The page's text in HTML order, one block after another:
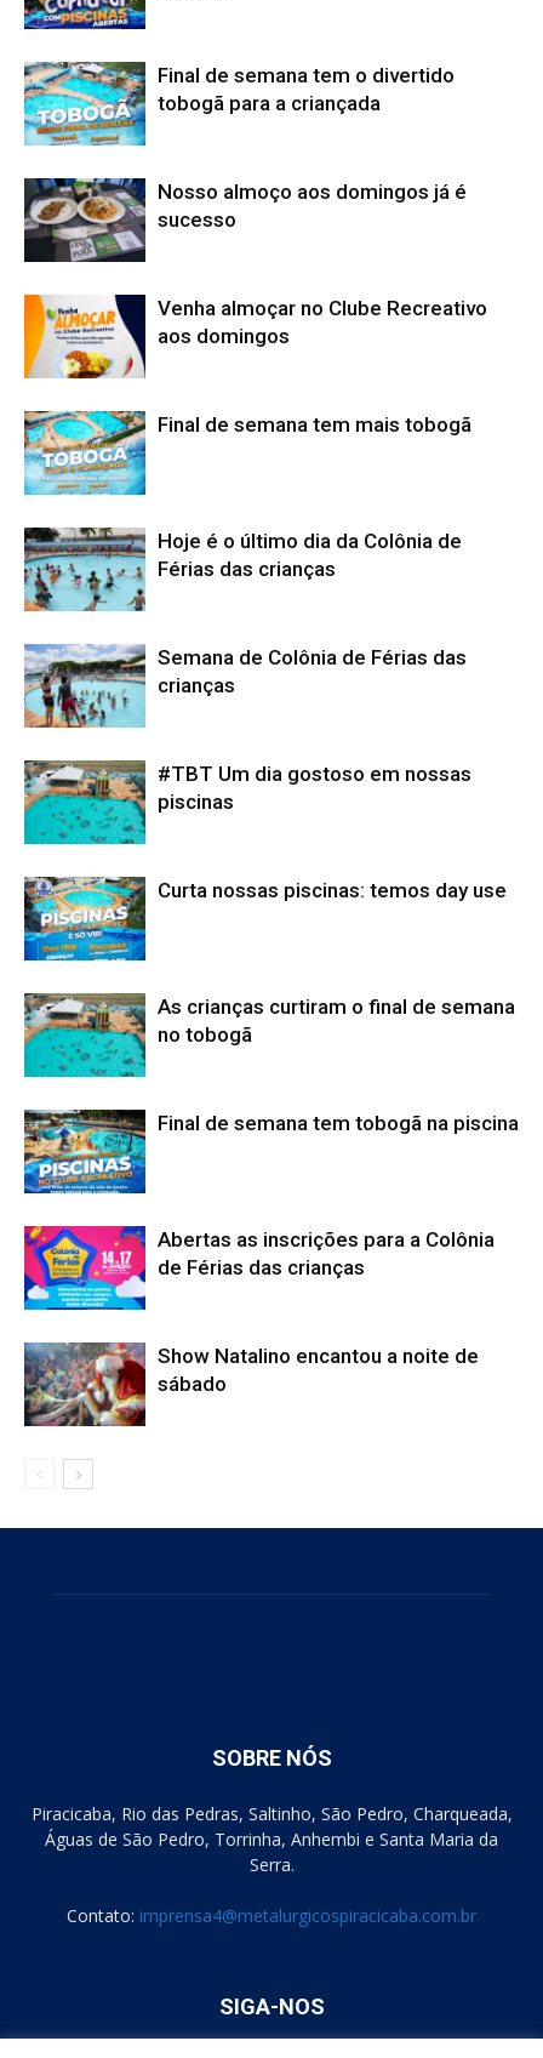
Final de semana tem o divertido
tobogã para a criançada
Nosso almoço aos domingos já é
sucesso
Venha almoçar no Clube Recreativo
aos domingos
Final de semana tem mais tobogã
Hoje é o último dia da Colônia de
Férias das crianças
Semana de Colônia de Férias das
crianças
#TBT Um dia gostoso em nossas
piscinas
Curta nossas piscinas: temos day use
As crianças curtiram o final de semana
no tobogã
Final de semana tem tobogã na piscina
Abertas as inscrições para a Colônia
de Férias das crianças
Show Natalino encantou a noite de
sábado
SOBRE NÓS
Piracicaba, Rio das Pedras, Saltinho, São Pedro, Charqueada,
Águas de São Pedro, Torrinha, Anhembi e Santa Maria da
Serra.
Contato: imprensa4@metalurgicospiracicaba.com.br
SIGA-NOS